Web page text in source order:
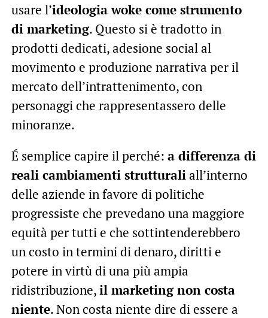
usare l’ideologia woke come strumento
di marketing. Questo si è tradotto in
prodotti dedicati, adesione social al
movimento e produzione narrativa per il
mercato dell’intrattenimento, con
personaggi che rappresentassero delle
minoranze.
É semplice capire il perché: a differenza di
reali cambiamenti strutturaliall’interno
delle aziende in favore di politiche
progressiste che prevedano una maggiore
equità per tutti e che sottintenderebbero
un costo in termini di denaro, diritti e
potere in virtù di una più ampia
ridistribuzione,il marketing non costa
niente. Non costa niente dire di essere a